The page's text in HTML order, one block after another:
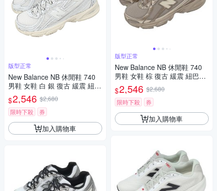
版型正常
New Balance NB 休閒鞋 740
男鞋 女鞋 白 銀 復古 緩震 紐巴
倫 U7407BO-D
$2,546 $2,680
限時下殺
券
加入購物車
版型正常
New Balance NB 休閒鞋 740
男鞋 女鞋 棕 復古 緩震 紐巴倫
U7402XX-D
$2,546 $2,680
限時下殺
券
加入購物車